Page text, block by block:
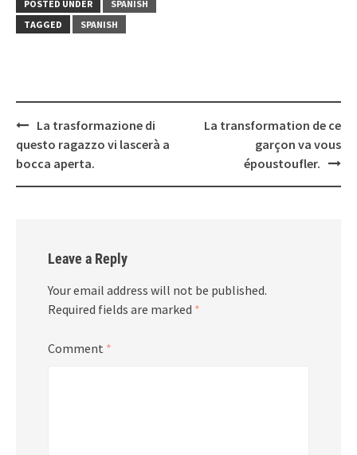
POSTED UNDER
SPANISH
TAGGED
SPANISH
Post
navigation
La trasformazione di
questo ragazzo vi lascerà a
bocca aperta.
La transformation de ce
garçon va vous
époustoufler.
Leave a Reply
Your email address will not be published.
Required fields are marked *
Comment *